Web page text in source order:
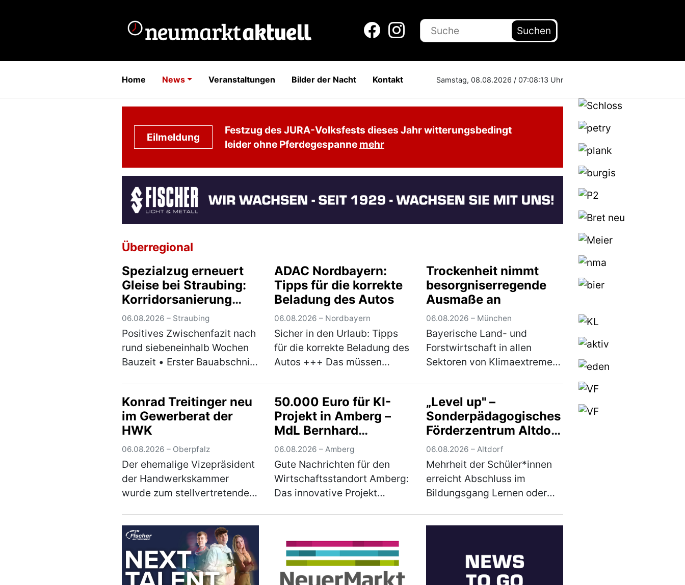
Suchen
Home News Veranstaltungen Bilder der Nacht Kontakt Samstag, 08.08.2026 / 07:08:14 Uhr
Eilmeldung
Festzug des JURA-Volksfests dieses Jahr witterungsbedingt
leider ohne Pferdegespanne mehr
Überregional
Spezialzug erneuert
Gleise bei Straubing:
Korridorsanierung
Obertraubling–Passau
kommt planmäßig
voran
06.08.2026 – Straubing
Positives Zwischenfazit nach
rund siebeneinhalb Wochen
Bauzeit • Erster Bauabschnitt
anfänglichen
Herausforderungen
stabilisiert •
Spezialmaschine erneue…
(mehr)
ADAC Nordbayern:
Tipps für die korrekte
Beladung des Autos
06.08.2026 – Nordbayern
Sicher in den Urlaub: Tipps
für die korrekte Beladung des
Autos +++ Das müssen
+++ Bußgelder und Strafen
drohen bei Missachtung der
Vorgaben +++ Sch…
Trockenheit nimmt
besorgniserregende
Ausmaße an
06.08.2026 – München
Bayerische Land- und
Forstwirtschaft in allen
Sektoren von Klimaextremen
Risikoausgleichsrücklage aus
Koalitionsvertrag Die
anhaltende Trockenheit und
Hi…(mehr)
Konrad Treitinger neu
im Gewerberat der
HWK
06.08.2026 – Oberpfalz
Der ehemalige Vizepräsident
der Handwerkskammer
wurde zum stellvertretenden
Mitgliederversammlung des
Gewerberates des
ostbayerischen Handwerks
wählten …
(mehr)
50.000 Euro für KI-
Projekt in Amberg –
MdL Bernhard
Heinisch: „Wir
schaffen beste
Perspektiven für
Unternehmen und
Start-ups in unserer
Region
06.08.2026 – Amberg
Gute Nachrichten für den
Wirtschaftsstandort Amberg:
Das innovative Projekt
Amberg wird mit 50.000 Euro
aus den Mitteln d…(mehr)
„Level up" –
Sonderpädagogisches
Förderzentrum Altdorf
verabschiedet
Abschlussjahrgang
06.08.2026 – Altdorf
Mehrheit der Schüler*innen
erreicht Abschluss im
Bildungsgang Lernen oder
Weg ins Berufsleben" f…